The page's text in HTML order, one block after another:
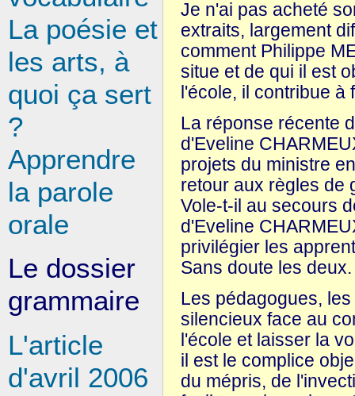
Je n'ai pas acheté
extraits, largement
comment Philippe
situe et de qui il est
l'école, il contribue à
La réponse récente
d'Eveline
projets du ministre
retour aux règles de
Vole-t-il au secours
d'Eveline
privilégier les
Sans doute les deux.
Les pédagogues,
silencieux face au
l'école et laisser la
il est le complice
du mépris, de
La poésie et
les arts, à
quoi ça sert
?
Apprendre
la parole
orale
Le dossier
grammaire
L'article
d'avril 2006